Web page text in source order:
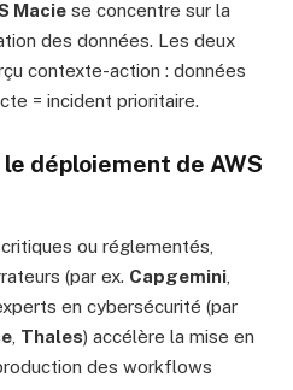
Macie se concentre sur la
des données. Les deux
contexte-action : données
= incident prioritaire.
déploiement de AWS
ou réglementés,
(par ex. Capgemini
en cybersécurité (par
Thales) accélère la mise en
des workflows